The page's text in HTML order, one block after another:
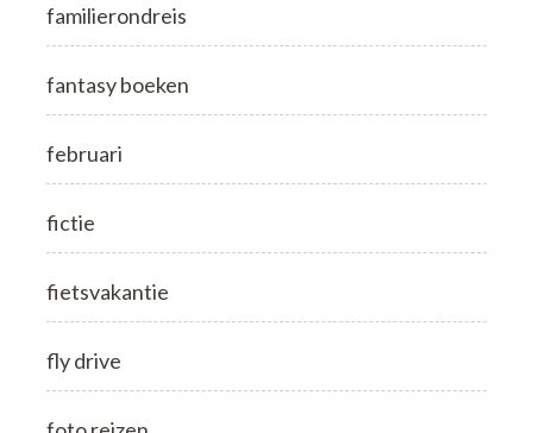
familierondreis
fantasy boeken
februari
fictie
fietsvakantie
fly drive